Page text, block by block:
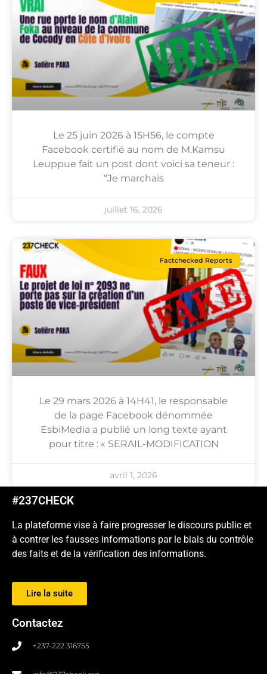
Le 25 juin 2026 à 15H56, le compte
Facebook certifié au nom de M.Kamsu
Leuppue fait un post dont voici sa teneur :
“Je marchais
juillet 16, 2026
Factchecked Reports
Le 29 mars 2026 à 14H41, le responsable
de la page Facebook dénommée
EsbiMedia a publié un long texte ayant
pour titre : « SERAIL-MODIFICATION
avril 1, 2026
#237CHECK
La plateforme vise à faire progresser le discours public et
à contrer les fausses informations par le biais du contrôle
des faits et de la vérification des informations.
Lire la suite
Contactez
+237-222 316755